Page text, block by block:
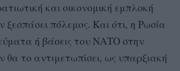
και οικονομική εμπλοκή
ξεσπάσει πόλεμος. Και ότι, η Ρωσία
ή βάσεις του ΝΑΤΟ στην
θα το αντιμετωπίσει, ως υπαρξιακή